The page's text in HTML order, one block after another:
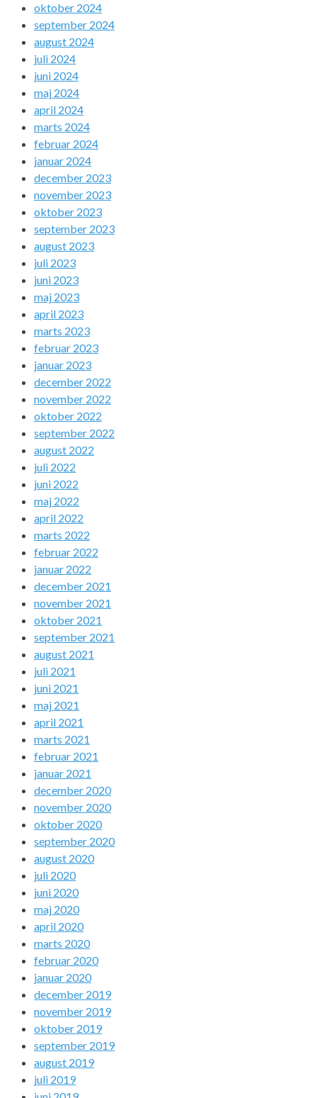
oktober 2024
september 2024
august 2024
juli 2024
juni 2024
maj 2024
april 2024
marts 2024
februar 2024
januar 2024
december 2023
november 2023
oktober 2023
september 2023
august 2023
juli 2023
juni 2023
maj 2023
april 2023
marts 2023
februar 2023
januar 2023
december 2022
november 2022
oktober 2022
september 2022
august 2022
juli 2022
juni 2022
maj 2022
april 2022
marts 2022
februar 2022
januar 2022
december 2021
november 2021
oktober 2021
september 2021
august 2021
juli 2021
juni 2021
maj 2021
april 2021
marts 2021
februar 2021
januar 2021
december 2020
november 2020
oktober 2020
september 2020
august 2020
juli 2020
juni 2020
maj 2020
april 2020
marts 2020
februar 2020
januar 2020
december 2019
november 2019
oktober 2019
september 2019
august 2019
juli 2019